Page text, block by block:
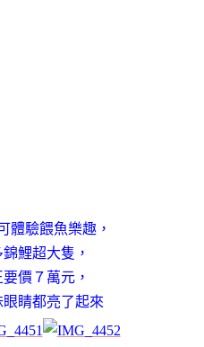
體驗餵魚樂趣，
鯉超大隻，
價７萬元，
睛都亮了起來